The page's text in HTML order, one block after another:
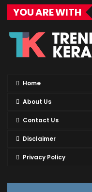
YOU ARE WITH
Home
About Us
Contact Us
Disclaimer
Privacy Policy